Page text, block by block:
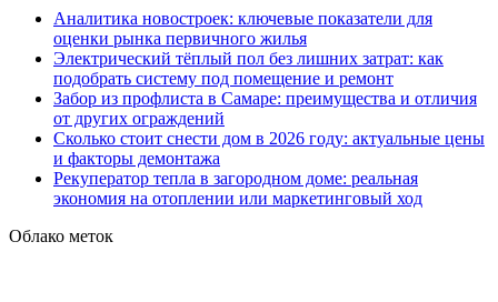
Аналитика новостроек: ключевые показатели для
оценки рынка первичного жилья
Электрический тёплый пол без лишних затрат: как
подобрать систему под помещение и ремонт
Забор из профлиста в Самаре: преимущества и отличия
от других ограждений
Сколько стоит снести дом в 2026 году: актуальные цены
и факторы демонтажа
Рекуператор тепла в загородном доме: реальная
экономия на отоплении или маркетинговый ход
Облако меток